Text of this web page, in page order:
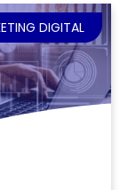
DIGITAL